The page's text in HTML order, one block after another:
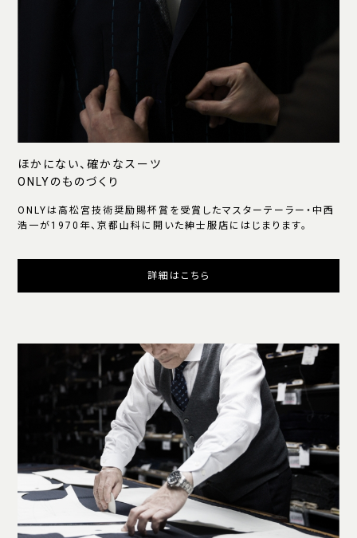
ほかにない、確かなスーツ
ONLYのものづくり
ONLYは高松宮技術奨励賜杯賞を受賞したマスターテーラー・中西
浩一が1970年、京都山科に開いた紳士服店にはじまります。
詳細はこちら